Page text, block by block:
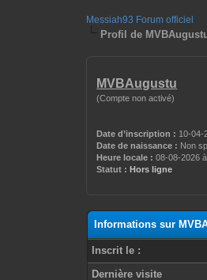
Messiah93 Forum officiel
Profil de
MVBAugustu
(Compte non activé)
Date d’inscription : 10-04-
Date de naissance : Non
Heure locale : 08-08-2026
Statut : Hors ligne
Informations sur
Inscrit le :
Dernière visite